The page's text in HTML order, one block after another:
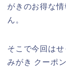
がきのお得な
ん。
そこで今回は
みがき クーポ